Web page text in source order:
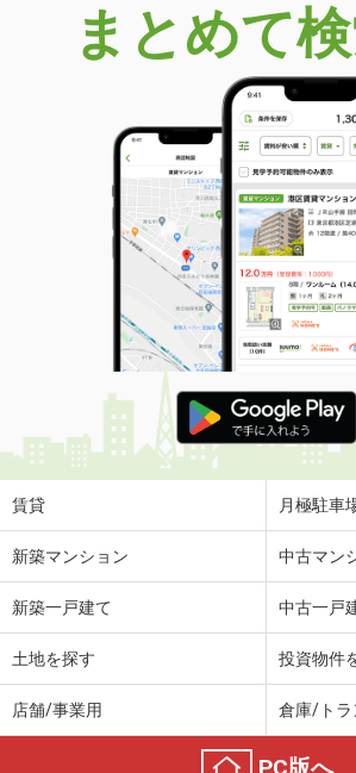
まとめて検
賃貸 月極駐車
新築マンション 中古マン
新築一戸建て 中古一戸
土地を探す 投資物件
店舗/事業用 倉庫/トラ